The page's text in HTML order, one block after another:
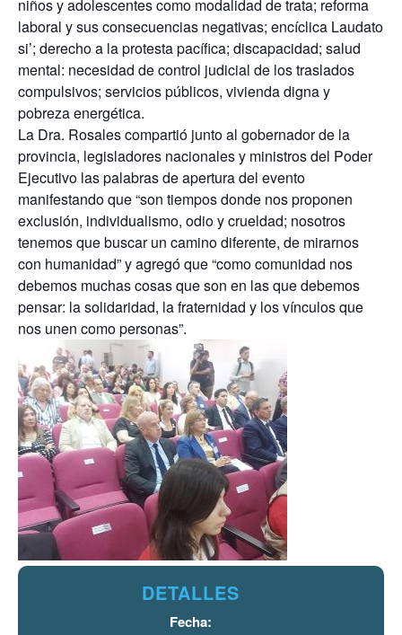
niños y adolescentes como modalidad de trata; reforma
laboral y sus consecuencias negativas; encíclica Laudato
si’; derecho a la protesta pacífica; discapacidad; salud
mental: necesidad de control judicial de los traslados
compulsivos; servicios públicos, vivienda digna y
pobreza energética.
La Dra. Rosales compartió junto al gobernador de la
provincia, legisladores nacionales y ministros del Poder
Ejecutivo las palabras de apertura del evento
manifestando que “son tiempos donde nos proponen
exclusión, individualismo, odio y crueldad; nosotros
tenemos que buscar un camino diferente, de mirarnos
con humanidad” y agregó que “como comunidad nos
debemos muchas cosas que son en las que debemos
pensar: la solidaridad, la fraternidad y los vínculos que
nos unen como personas”.
DETALLES
Fecha: